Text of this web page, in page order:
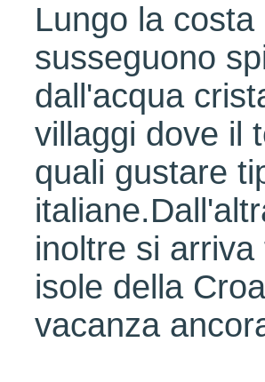
Lungo la
susseguono
dall'acqua
villaggi dove il
quali gustare
inoltre si
isole della
vacanza